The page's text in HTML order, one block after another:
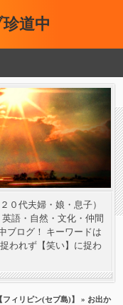
道中
０代夫婦・娘・息子）
語・自然・文化・仲間
ブログ！ キーワードは
われず【笑い】に捉わ
【フィリピン(セブ島)】 » お出か